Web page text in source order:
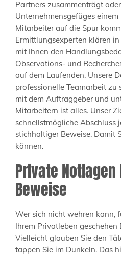
Partners zusammenträgt
Unternehmensgefüges
Mitarbeiter auf die Spur
Ermittlungsexperten klären
mit Ihnen den
Observations- und
auf dem Laufenden. Unsere
professionelle Teamarbeit
mit dem Auftraggeber und
Mitarbeitern ist alles. Unser
schnellstmögliche Abschluss
stichhaltiger Beweise. Damit
können.
Private
Beweise
Wer sich nicht wehren kann,
Ihrem Privatleben geschehen
Vielleicht glauben Sie den
tappen Sie im Dunkeln. Das